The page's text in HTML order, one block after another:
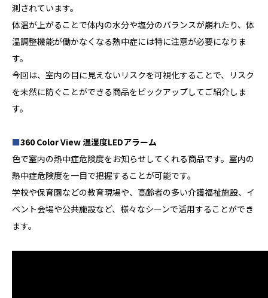
測されています。
体温が上がることで体内の水分や塩分のバランスが崩れたり、体
温調整機能が働かなくなる熱中症には特に注意が必要になりま
す。
今回は、室内の目に見えないリスクを可視化することで、リスク
を未然に防ぐことができる商品をピックアップしてご紹介しま
す。
■360 Color View 温湿度LEDアラーム
色で室内の熱中症危険度をお知らせしてくれる商品です。室内の
熱中症危険度を一目で把握することが可能です。
学校や保育園などの教育現場や、高齢者の多い介護福祉施設、イ
ベント会場や公共施設など、様々なシーンで活用することができ
ます。